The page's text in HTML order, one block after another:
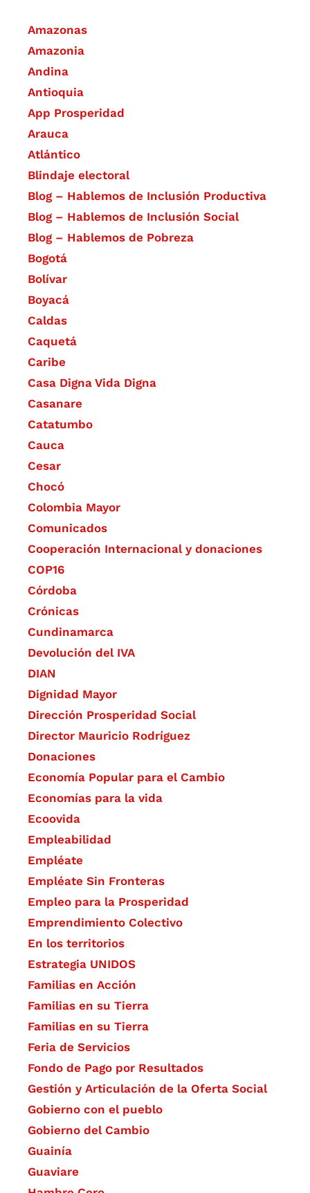
Amazonas
Amazonia
Andina
Antioquia
App Prosperidad
Arauca
Atlántico
Blindaje electoral
Blog – Hablemos de Inclusión Productiva
Blog – Hablemos de Inclusión Social
Blog – Hablemos de Pobreza
Bogotá
Bolívar
Boyacá
Caldas
Caquetá
Caribe
Casa Digna Vida Digna
Casanare
Catatumbo
Cauca
Cesar
Chocó
Colombia Mayor
Comunicados
Cooperación Internacional y donaciones
COP16
Córdoba
Crónicas
Cundinamarca
Devolución del IVA
DIAN
Dignidad Mayor
Dirección Prosperidad Social
Director Mauricio Rodríguez
Donaciones
Economía Popular para el Cambio
Economías para la vida
Ecoovida
Empleabilidad
Empléate
Empléate Sin Fronteras
Empleo para la Prosperidad
Emprendimiento Colectivo
En los territorios
Estrategia UNIDOS
Familias en Acción
Familias en su Tierra
Familias en su Tierra
Feria de Servicios
Fondo de Pago por Resultados
Gestión y Articulación de la Oferta Social
Gobierno con el pueblo
Gobierno del Cambio
Guainía
Guaviare